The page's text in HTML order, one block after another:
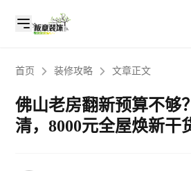
首页 装修攻略 文章正文
佛山老房翻新预算不够
清，8000元全屋焕新干